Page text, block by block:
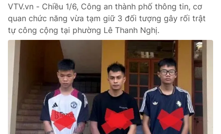
Liên hệ tòa soạn English
Theo dõi báo trên
Cơ quan chủ quản: Đài Truyền hình Việt Nam
VTV.vn - Chiều 1/6, Công an thành phố thông tin, cơ
quan chức năng vừa tạm giữ 3 đối tượng gây rối trật
tự công cộng tại phường Lê Thanh Nghị.